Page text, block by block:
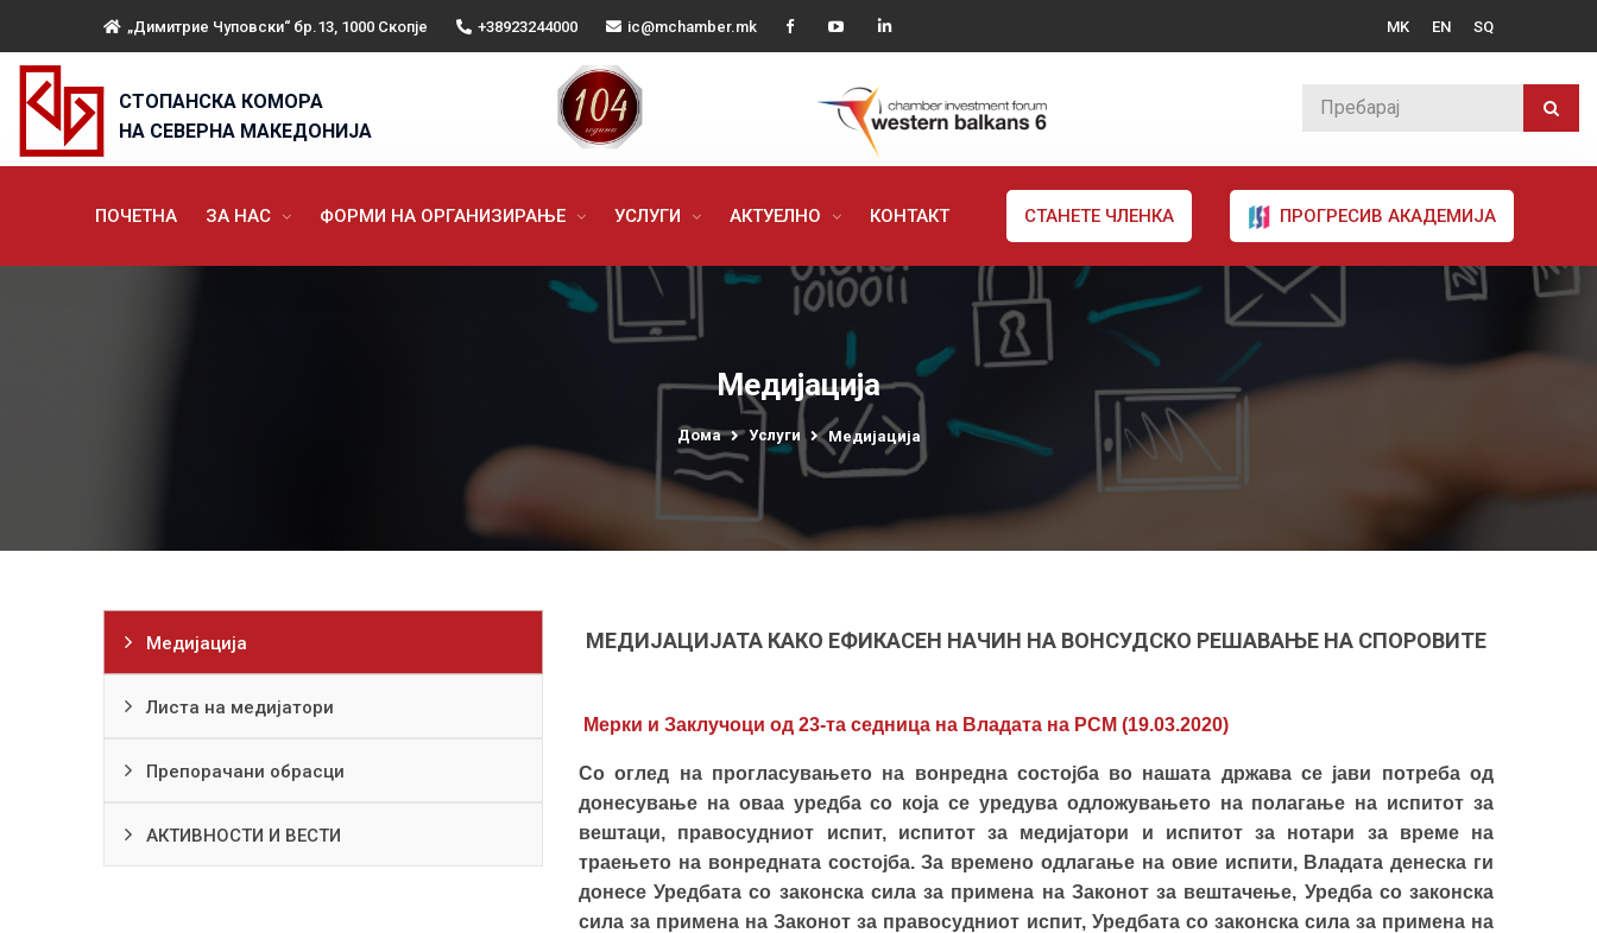
„Димитрие Чуповски“ бр.13, 1000 Скопје +38923244000 ic@mchamber.mk MK EN SQ
СТОПАНСКА КОМОРА
НА СЕВЕРНА МАКЕДОНИЈА
ПОЧЕТНА ЗА НАС ФОРМИ НА ОРГАНИЗИРАЊЕ УСЛУГИ АКТУЕЛНО КОНТАКТ СТАНЕТЕ ЧЛЕНКА ПРОГРЕСИВ АКАДЕМИЈА
Медијација
Дома Услуги Медијација
Медијација
Листа на медијатори
Препорачани обрасци
АКТИВНОСТИ И ВЕСТИ
МЕДИЈАЦИЈАТА КАКО ЕФИКАСЕН НАЧИН НА ВОНСУДСКО РЕШАВАЊЕ НА СПОРОВИТЕ
Мерки и Заклучоци од 23-та седница на Владата на РСМ (19.03.2020)
Со оглед на прогласувањето на вонредна состојба во нашата држава се јави потреба од
донесување на оваа уредба со која се уредува одложувањето на полагање на испитот за
вештаци, правосудниот испит, испитот за медијатори и испитот за нотари за време на
траењето на вонредната состојба. За времено одлагање на овие испити, Владата денеска ги
донесе Уредбата со законска сила за примена на Законот за вештачење, Уредба со законска
сила за примена на Законот за правосудниот испит, Уредбата со законска сила за примена на